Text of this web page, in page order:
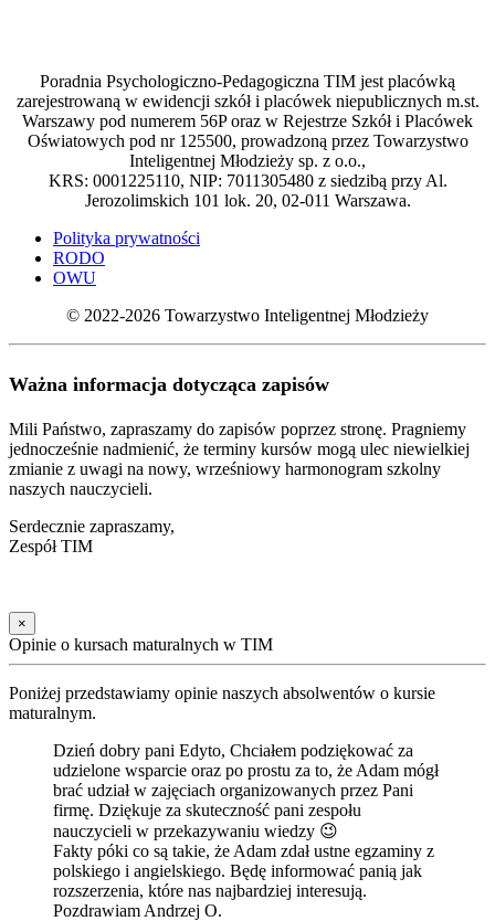
Poradnia Psychologiczno-Pedagogiczna TIM jest placówką
zarejestrowaną w ewidencji szkół i placówek niepublicznych m.st.
Warszawy pod numerem 56P oraz w Rejestrze Szkół i Placówek
Oświatowych pod nr 125500, prowadzoną przez Towarzystwo
Inteligentnej Młodzieży sp. z o.o.,
KRS: 0001225110, NIP: 7011305480 z siedzibą przy Al.
Jerozolimskich 101 lok. 20, 02-011 Warszawa.
Polityka prywatności
RODO
OWU
© 2022-2026 Towarzystwo Inteligentnej Młodzieży
Ważna informacja dotycząca zapisów
Mili Państwo, zapraszamy do zapisów poprzez stronę. Pragniemy
jednocześnie nadmienić, że terminy kursów mogą ulec niewielkiej
zmianie z uwagi na nowy, wrześniowy harmonogram szkolny
naszych nauczycieli.
Serdecznie zapraszamy,
Zespół TIM
×
Opinie o kursach maturalnych w TIM
Poniżej przedstawiamy opinie naszych absolwentów o kursie
maturalnym.
Dzień dobry pani Edyto, Chciałem podziękować za
udzielone wsparcie oraz po prostu za to, że Adam mógł
brać udział w zajęciach organizowanych przez Pani
firmę. Dziękuje za skuteczność pani zespołu
nauczycieli w przekazywaniu wiedzy 😉
Fakty póki co są takie, że Adam zdał ustne egzaminy z
polskiego i angielskiego. Będę informować panią jak
rozszerzenia, które nas najbardziej interesują.
Pozdrawiam Andrzej O.